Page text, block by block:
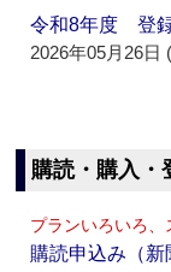
令和8年度 登
2026年05月26日
購読・購入・
プランいろいろ
購読申込み（新